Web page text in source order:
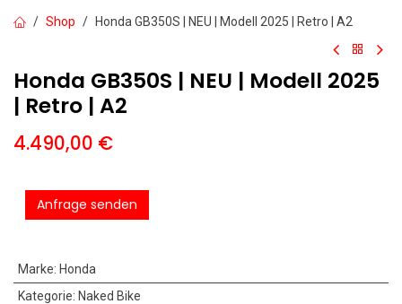
Shop Honda GB350S | NEU | Modell 2025 | Retro | A2
Honda GB350S | NEU | Modell 2025
| Retro | A2
4.490,00 €
Anfrage senden
Marke: Honda
Kategorie: Naked Bike